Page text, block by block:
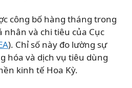
công bố hàng tháng trong
nhân và chi tiêu của Cục
). Chỉ số này đo lường sự
hóa và dịch vụ tiêu dùng
kinh tế Hoa Kỳ.